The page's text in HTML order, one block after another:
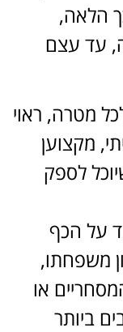
הלאה,
עד עצם
מטרה, ראוי
מקצוען
לספק
על הכף
משפחתו,
או
ביותר